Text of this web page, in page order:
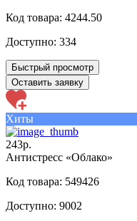
Код товара: 4244.50
Доступно: 334
Быстрый просмотр
Оставить заявку
Хиты
243р.
Антистресс «Облако»
Код товара: 549426
Доступно: 9002